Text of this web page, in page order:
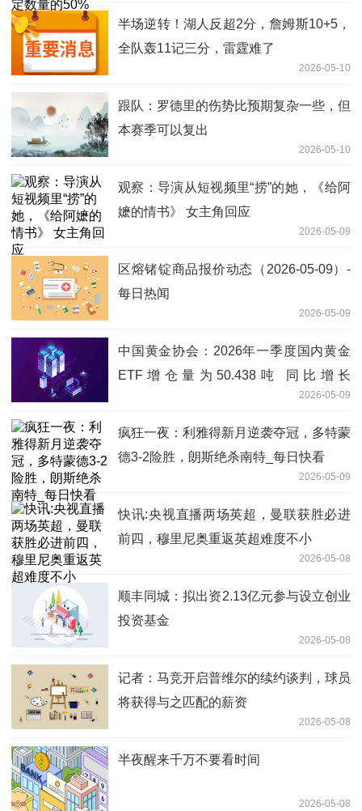
半场逆转！湖人反超2分，詹姆斯10+5，
全队轰11记三分，雷霆难了
2026-05-10
跟队：罗德里的伤势比预期复杂一些，但
本赛季可以复出
2026-05-10
观察：导演从短视频里“捞”的她，《给阿
嬷的情书》 女主角回应
2026-05-09
区熔锗锭商品报价动态（2026-05-09）-
每日热闻
2026-05-09
中国黄金协会：2026年一季度国内黄金
ETF增仓量为50.438吨 同比增长
2026-05-09
疯狂一夜：利雅得新月逆袭夺冠，多特蒙
德3-2险胜，朗斯绝杀南特_每日快看
2026-05-09
快讯:央视直播两场英超，曼联获胜必进
前四，穆里尼奥重返英超难度不小
2026-05-08
顺丰同城：拟出资2.13亿元参与设立创业
投资基金
2026-05-08
记者：马竞开启普维尔的续约谈判，球员
将获得与之匹配的薪资
2026-05-08
半夜醒来千万不要看时间
2026-05-08